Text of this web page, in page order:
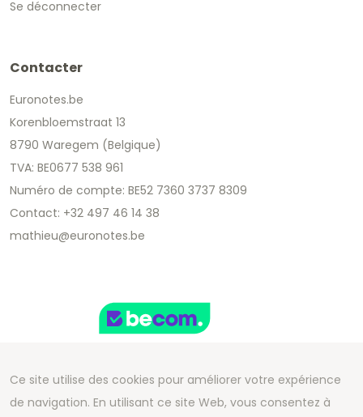
Se déconnecter
Contacter
Euronotes.be
Korenbloemstraat 13
8790 Waregem (Belgique)
TVA: BE0677 538 961
Numéro de compte: BE52 7360 3737 8309
Contact: +32 497 46 14 38
mathieu@euronotes.be
Copyright 2026 We Can Do Better Online BV
Ce site utilise des cookies pour améliorer votre expérience
de navigation. En utilisant ce site Web, vous consentez à